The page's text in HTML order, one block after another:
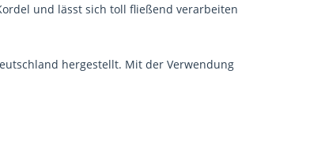
und lässt sich toll fließend verarbeiten
hergestellt. Mit der Verwendung